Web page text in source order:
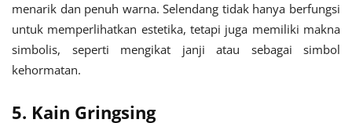
menarik dan penuh warna. Selendang tidak hanya berfungsi
untuk memperlihatkan estetika, tetapi juga memiliki makna
simbolis, seperti mengikat janji atau sebagai simbol
kehormatan.
5. Kain Gringsing